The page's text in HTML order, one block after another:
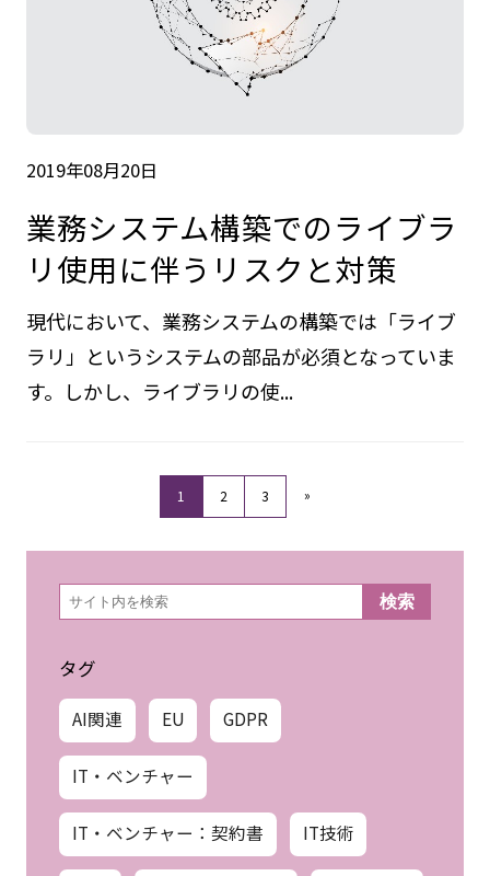
2019年08月20日
業務システム構築でのライブラ
リ使用に伴うリスクと対策
現代において、業務システムの構築では「ライブ
ラリ」というシステムの部品が必須となっていま
す。しかし、ライブラリの使...
1 2 3 »
検
索 検索
タグ
AI関連 EU GDPR
IT・ベンチャー
IT・ベンチャー：契約書 IT技術